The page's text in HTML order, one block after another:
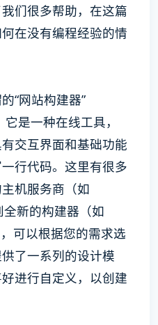
们很多帮助，在这篇
在没有编程经验的情
“网站构建器”
是一种在线工具，
交互界面和基础功能
行代码。这里有很多
机服务商（如
新的构建器（如
可以根据您的需求选
了一系列的设计模
进行自定义，以创建